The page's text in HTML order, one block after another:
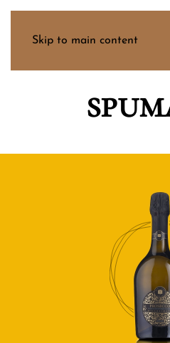
Skip to main content